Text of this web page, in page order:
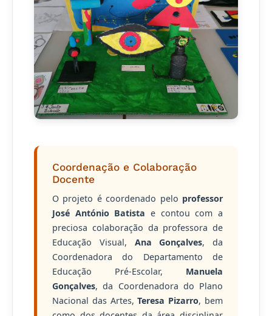
Coordenação e Colaboração
Docente
O projeto é coordenado pelo professor
José António Batista e contou com a
preciosa colaboração da professora de
Educação Visual, Ana Gonçalves, da
Coordenadora do Departamento de
Educação Pré-Escolar, Manuela
Gonçalves, da Coordenadora do Plano
Nacional das Artes,Teresa Pizarro, bem